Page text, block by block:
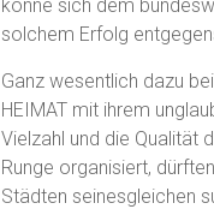
könne sich dem
solchem Erfolg
Ganz wesentlich dazu
HEIMAT mit ihrem
Vielzahl und die Qualität
Runge organisiert,
Städten seinesgleichen